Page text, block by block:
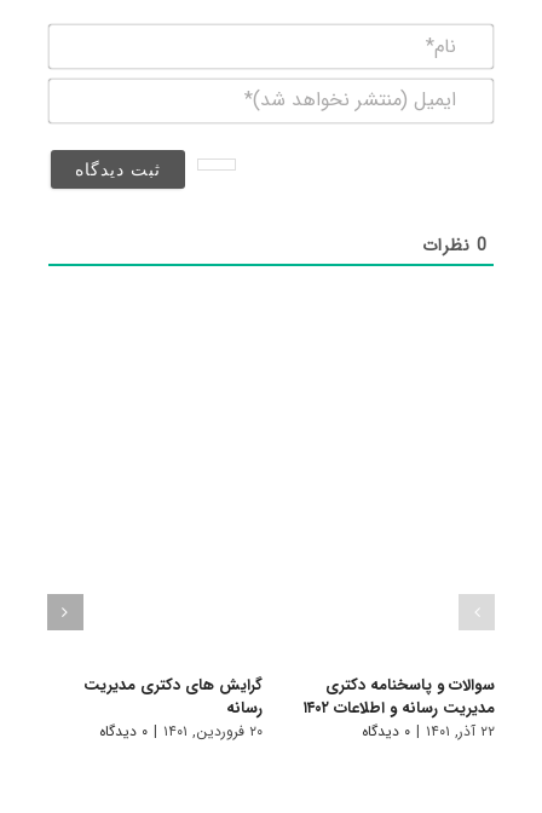
(منتشر
0نظرات
سوالات و پاسخنامه دکتری
مدیریت رسانه و اطلاعات ۱۴۰۲
۲۲ آذر, ۱۴۰۱ | ۰ دیدگاه
گرایش های دکتری ﻣﺪﻳﺮﻳﺖ
رﺳﺎﻧﻪ
۲۰ فروردین, ۱۴۰۱ | ۰ دیدگاه